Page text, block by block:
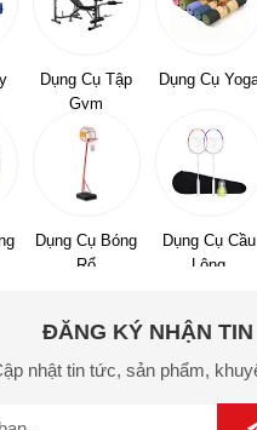
Dụng Cụ Tập
Gym
Dụng Cụ
Dụng Cụ Bóng
Rổ
Dụng Cụ Cầu
Lông
ĐĂNG KÝ NHẬN TIN
nhật tin tức, sản phẩm,